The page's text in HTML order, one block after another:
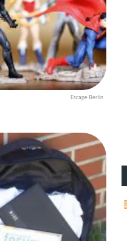
Escape Berlin